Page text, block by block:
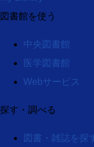
図書館を使う
中央図書館
医学図書館
Webサービス
探す・調べる
図書・雑誌を探す